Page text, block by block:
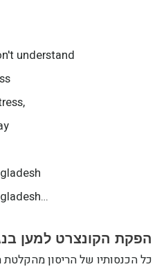
understand
,I've never known such distress
…Relieve the people of Bangladesh
הפקת הקונצרט למען
כל הכנסותיו של הריסון